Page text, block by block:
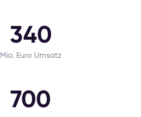
340
Mio. Euro Umsatz
700